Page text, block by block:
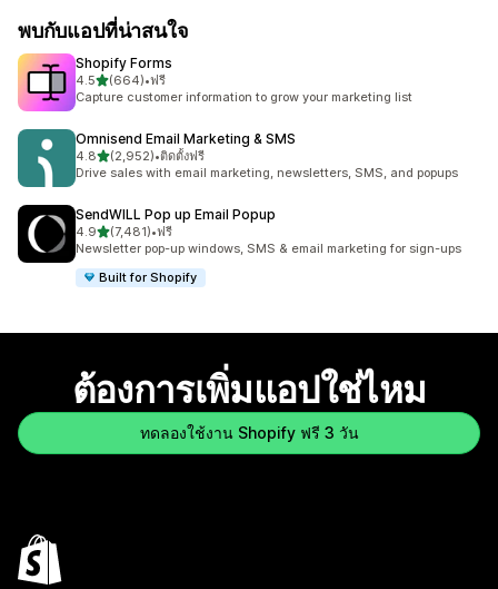
พบกับแอปที่น่าสนใจ
Shopify Forms
4.5เต็ม 5 ดาว
(664)
ทั้งหมด 664 รีวิว
•ฟรี
Capture customer information to grow your marketing list
Omnisend Email Marketing & SMS
4.8เต็ม 5 ดาว
(2,952)
ทั้งหมด 2952 รีวิว
•ติดตั้งฟรี
Drive sales with email marketing, newsletters, SMS, and popups
SendWILL Pop up Email Popup
4.9เต็ม 5 ดาว
(7,481)
ทั้งหมด 7481 รีวิว
•ฟรี
Newsletter pop-up windows, SMS & email marketing for sign-ups
Built for Shopify
ต้องการเพิ่มแอปใช่ไหม
ทดลองใช้งาน Shopify ฟรี 3 วัน